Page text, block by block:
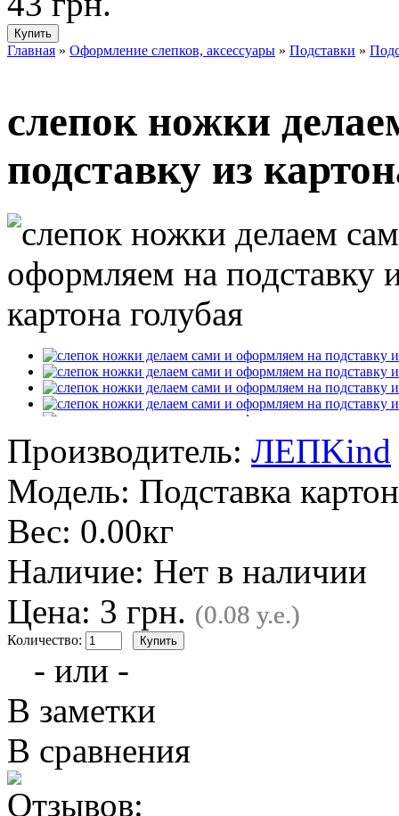
Главная » Оформление слепков, аксессуары » Подставки »
слепок ножки
подставку из
Производитель: ЛЕПKind
Модель: Подставка
Вес: 0.00кг
Наличие: Нет в наличии
Цена: 3 грн. (0.08 у.е.)
Количество:
- или -
В заметки
В сравнения